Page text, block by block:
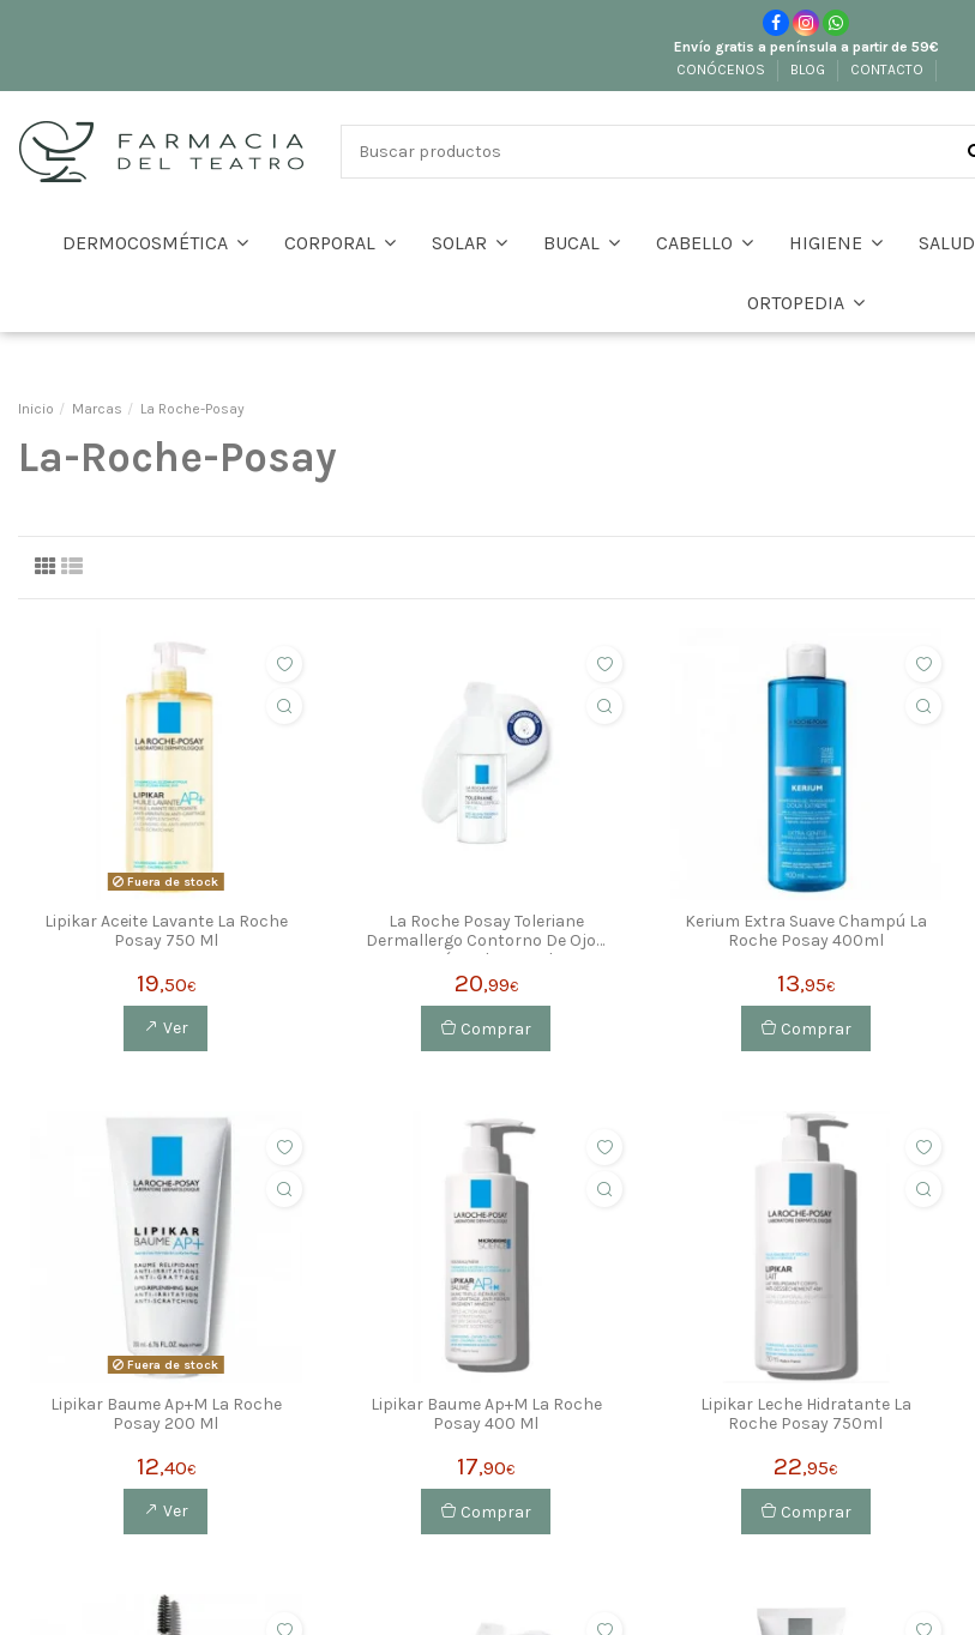
Envío gratis a península a partir de 59€
CONÓCENOS
BLOG CONTACTO
DERMOCOSMÉTICA CORPORAL SOLAR BUCAL CABELLO HIGIENE SALUD
ORTOPEDIA
Inicio Marcas La Roche-Posay
La-Roche-Posay
Fuera de stock
Lipikar Aceite Lavante La Roche
Posay 750 Ml
19,50€
Ver
La Roche Posay Toleriane
Dermallergo Contorno De Ojos
Y Párpados 20ml
20,99€
Comprar
Kerium Extra Suave Champú La
Roche Posay 400ml
13,95€
Comprar
Fuera de stock
Lipikar Baume Ap+M La Roche
Posay 200 Ml
12,40€
Ver
Lipikar Baume Ap+M La Roche
Posay 400 Ml
17,90€
Comprar
Lipikar Leche Hidratante La
Roche Posay 750ml
22,95€
Comprar